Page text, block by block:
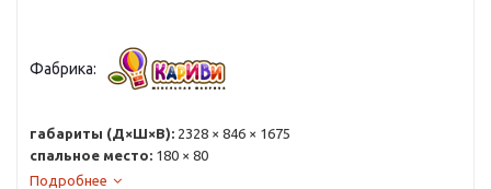
Фабрика:
габариты (Д×Ш×В): 2328 × 846 × 1675
спальное место: 180 × 80
Подробнее